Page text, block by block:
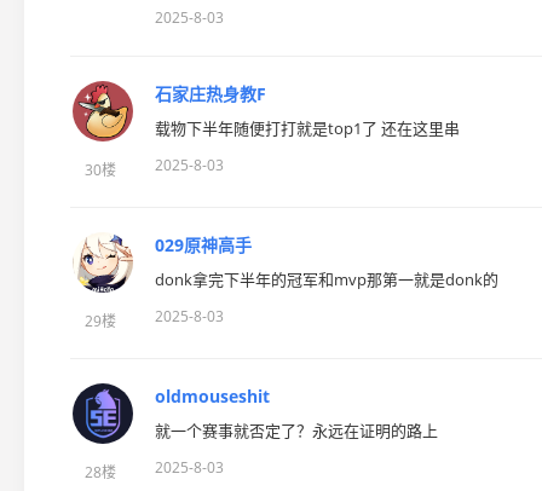
2025-8-03
30楼
石家庄热身教F
载物下半年随便打打就是top1了 还在这里串
2025-8-03
29楼
029原神高手
donk拿完下半年的冠军和mvp那第一就是donk的
2025-8-03
28楼
oldmouseshit
就一个赛事就否定了？永远在证明的路上
2025-8-03